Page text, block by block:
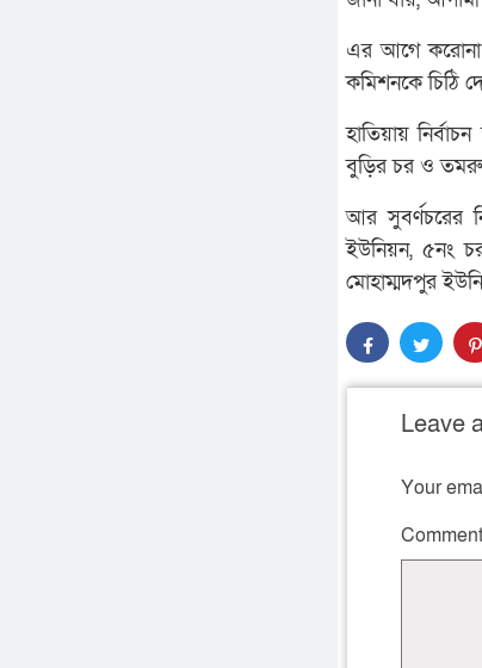
এর আগে করোনা
কমিশনকে চিঠি
হাতিয়ায়
বুড়ির চর ও
আর সুবর্ণচরের
ইউনিয়ন, ৫নং
মোহাম্মদপুর
Leave
Your
Comment